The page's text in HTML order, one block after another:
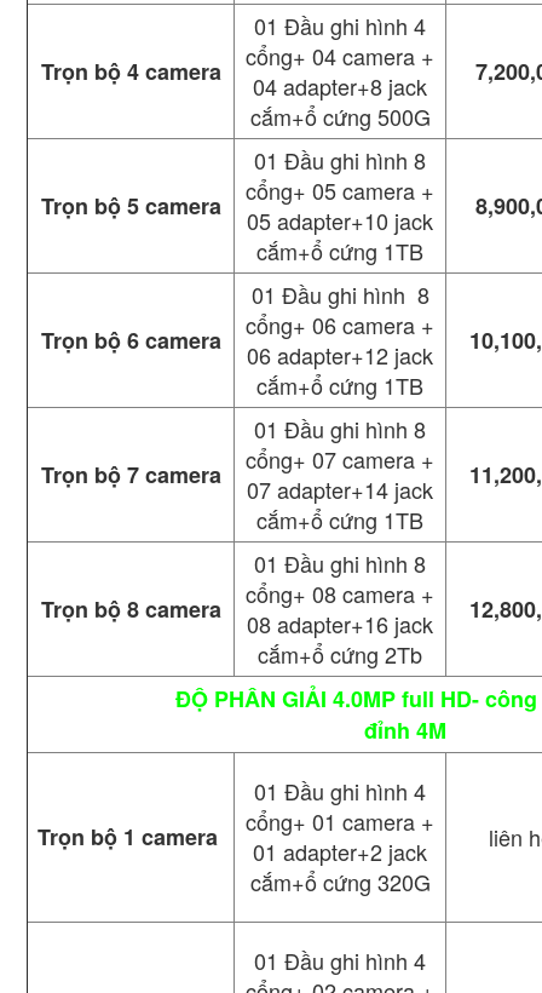
Trọn bộ 4 camera
01 Đầu ghi hình 4
cổng+ 04 camera +
04 adapter+8 jack
cắm+ổ cứng 500G
Trọn bộ 5 camera
01 Đầu ghi hình 8
cổng+ 05 camera +
05 adapter+10 jack
cắm+ổ cứng 1TB
Trọn bộ 6 camera
01 Đầu ghi hình 8
cổng+ 06 camera +
06 adapter+12 jack
cắm+ổ cứng 1TB
Trọn bộ 7 camera
01 Đầu ghi hình 8
cổng+ 07 camera +
07 adapter+14 jack
cắm+ổ cứng 1TB
Trọn bộ 8 camera
01 Đầu ghi hình 8
cổng+ 08 camera +
08 adapter+16 jack
cắm+ổ cứng 2Tb
ĐỘ PHÂN GIẢI 4.0MP full HD-
đỉnh 4M
Trọn bộ 1 camera
01 Đầu ghi hình 4
cổng+ 01 camera +
01 adapter+2 jack
cắm+ổ cứng 320G
liên
01 Đầu ghi hình 4